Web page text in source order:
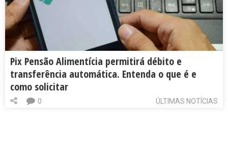
Pix Pensão Alimentícia permitirá débito e
transferência automática. Entenda o que é e
como solicitar
ÚLTIMAS NOTÍCIAS
0